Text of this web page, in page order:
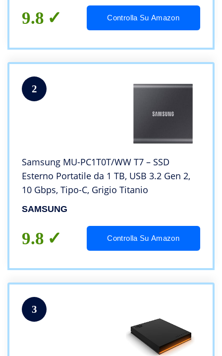
9.8 Controlla Su Amazon
2
Samsung MU-PC1T0T/WW T7 – SSD
Esterno Portatile da 1 TB, USB 3.2 Gen 2,
10 Gbps, Tipo-C, Grigio Titanio
SAMSUNG
9.8 Controlla Su Amazon
3